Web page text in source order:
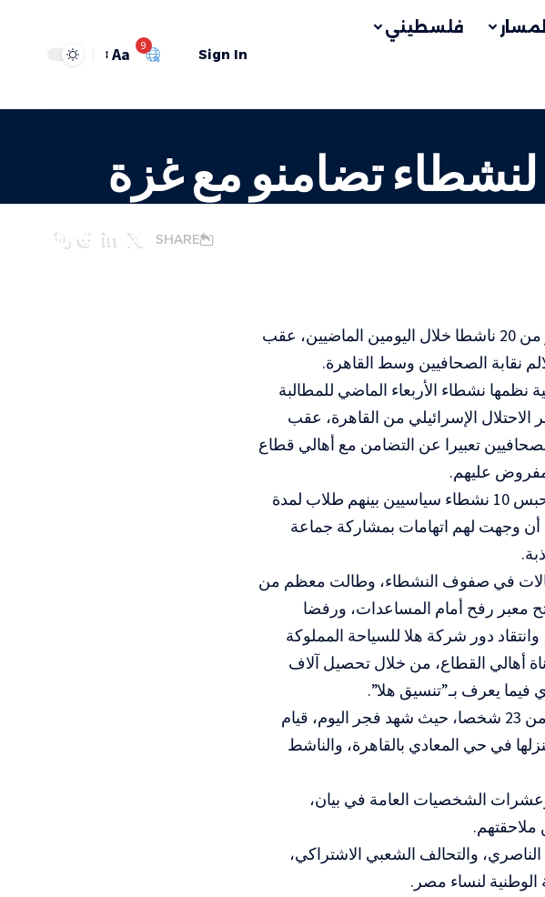
المسار فلسطيني
Sign In
9
Aa
تضامنو مع غزة
SHARE
شنت أجهزة الأمن المصرية، حملة اعتقالات طالت أكثر من 20 ناشطا خلال اليومين الماضيين، عقب
نقابة الصحافيين وسط القاهرة.
نشطاء الأربعاء الماضي للمطالبة
الإسرائيلي من القاهرة، عقب
تعبيرا عن التضامن مع أهالي قطاع
عليهم.
وأصدرت نيابة أمن الدولة العليا أمس الخميس، قرارا بحبس 10 نشطاء سياسيين بينهم طلاب لمدة
على ذمة القضية رقم 1277 لسنة 2024، بعد أن وجهت لهم اتهامات بمشاركة جماعة
في صفوف النشطاء، وطالت معظم من
معبر رفح أمام المساعدات، ورفضا
دور شركة هلا للسياحة المملوكة
أهالي القطاع، من خلال تحصيل آلاف
فيما يعرف بـ”تنسيق هلا”.
ووصل عدد المعتقلين خلال الساعات الماضية إلى أكثر من 23 شخصا، حيث شهد فجر اليوم، قيام
في حي المعادي بالقاهرة، والناشط
الشخصيات العامة في بيان،
والتحالف الشعبي الاشتراكي،
لنساء مصر.